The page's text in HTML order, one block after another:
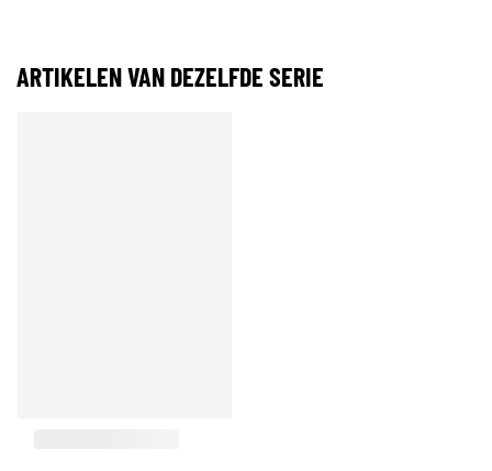
ARTIKELEN VAN DEZELFDE SERIE